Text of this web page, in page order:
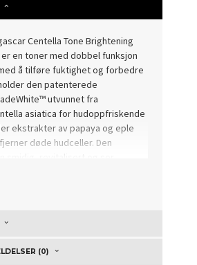
Centella Tone Brightening
en toner med dobbel funksjon
å tilføre fuktighet og forbedre
den patenterede
utvunnet fra
asiatica for hudoppfriskende
ekstrakter av papaya og eple
døde hudceller. Den
(0)